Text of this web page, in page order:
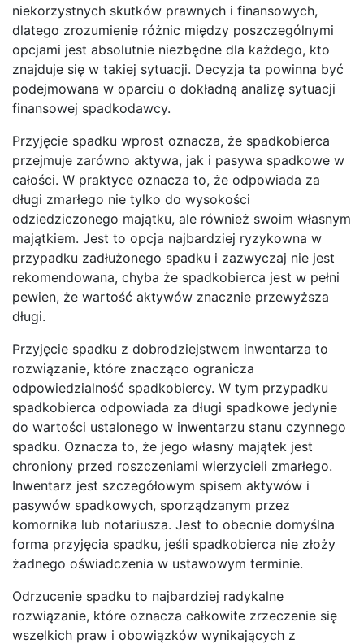
niekorzystnych skutków prawnych i finansowych,
dlatego zrozumienie różnic między poszczególnymi
opcjami jest absolutnie niezbędne dla każdego, kto
znajduje się w takiej sytuacji. Decyzja ta powinna być
podejmowana w oparciu o dokładną analizę sytuacji
finansowej spadkodawcy.
Przyjęcie spadku wprost oznacza, że spadkobierca
przejmuje zarówno aktywa, jak i pasywa spadkowe w
całości. W praktyce oznacza to, że odpowiada za
długi zmarłego nie tylko do wysokości
odziedziczonego majątku, ale również swoim własnym
majątkiem. Jest to opcja najbardziej ryzykowna w
przypadku zadłużonego spadku i zazwyczaj nie jest
rekomendowana, chyba że spadkobierca jest w pełni
pewien, że wartość aktywów znacznie przewyższa
długi.
Przyjęcie spadku z dobrodziejstwem inwentarza to
rozwiązanie, które znacząco ogranicza
odpowiedzialność spadkobiercy. W tym przypadku
spadkobierca odpowiada za długi spadkowe jedynie
do wartości ustalonego w inwentarzu stanu czynnego
spadku. Oznacza to, że jego własny majątek jest
chroniony przed roszczeniami wierzycieli zmarłego.
Inwentarz jest szczegółowym spisem aktywów i
pasywów spadkowych, sporządzanym przez
komornika lub notariusza. Jest to obecnie domyślna
forma przyjęcia spadku, jeśli spadkobierca nie złoży
żadnego oświadczenia w ustawowym terminie.
Odrzucenie spadku to najbardziej radykalne
rozwiązanie, które oznacza całkowite zrzeczenie się
wszelkich praw i obowiązków wynikających z